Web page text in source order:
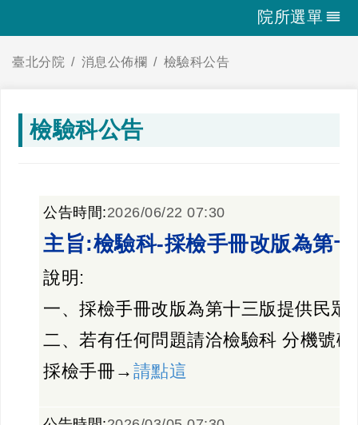
院所選單
臺北分院 消息公佈欄 檢驗科公告
檢驗科公告
公告時間:2026/06/22 07:30
主旨:檢驗科-採檢手冊改版為第
說明:
一、採檢手冊改版為第十三版提供民眾
二、若有任何問題請洽檢驗科 分機號
採檢手冊→ 請點這